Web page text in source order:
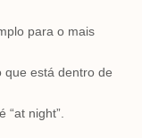
para o mais
que está dentro de
night”.